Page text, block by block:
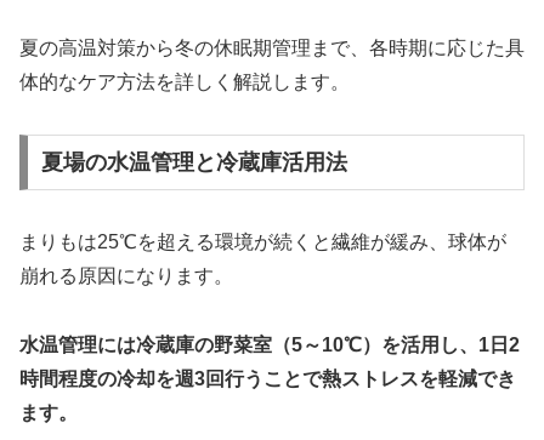
夏の高温対策から冬の休眠期管理まで、各時期に応じた具
体的なケア方法を詳しく解説します。
夏場の水温管理と冷蔵庫活用法
まりもは25℃を超える環境が続くと繊維が緩み、球体が
崩れる原因になります。
水温管理には冷蔵庫の野菜室（5～10℃）を活用し、1日2
時間程度の冷却を週3回行うことで熱ストレスを軽減でき
ます。